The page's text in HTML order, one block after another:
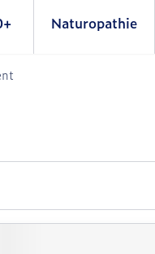
alimentation &
la catégorie
le sous-menu pour
Naturopathie
Afficher